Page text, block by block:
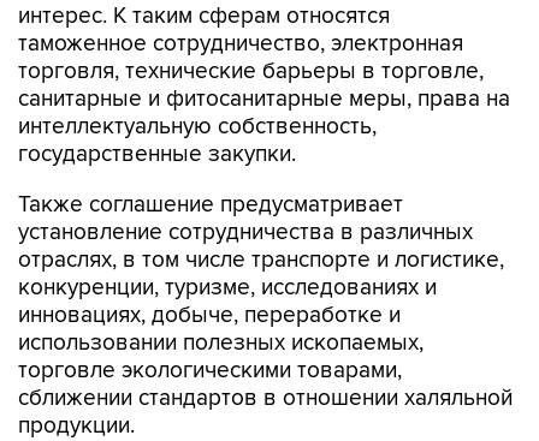
интерес. К таким сферам относятся
таможенное сотрудничество, электронная
торговля, технические барьеры в торговле,
санитарные и фитосанитарные меры, права на
интеллектуальную собственность,
государственные закупки.
Также соглашение предусматривает
установление сотрудничества в различных
отраслях, в том числе транспорте и логистике,
конкуренции, туризме, исследованиях и
инновациях, добыче, переработке и
использовании полезных ископаемых,
торговле экологическими товарами,
сближении стандартов в отношении халяльной
продукции.